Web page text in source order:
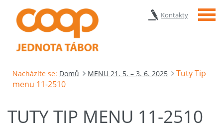
Kontakty Menu
Nacházíte se: Domů MENU 21. 5. – 3. 6. 2025
Tuty Tip
menu 11-2510
TUTY TIP MENU 11-2510